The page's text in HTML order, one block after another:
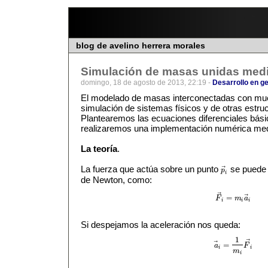
blog de avelino herrera morales
Simulación de masas unidas
domingo, 18 de agosto de 2013, 22:19 - Desarrollo en
El modelado de masas interconectadas con
simulación de sistemas físicos y de otras
Plantearemos las ecuaciones diferenciales
realizaremos una implementación numérica
La teoría.
La fuerza que actúa sobre un punto p⃗i
p→ise
de Newton, como:
F ⃗
i = mi a⃗i
F→i=mia→i
Si despejamos la aceleración nos queda:
a⃗i =
1
mi
F⃗
i
a→i= 1miF→i